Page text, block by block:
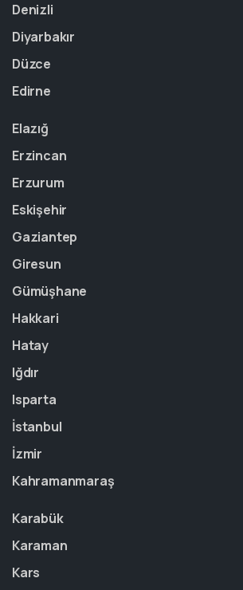
Denizli
Diyarbakır
Düzce
Edirne
Elazığ
Erzincan
Erzurum
Eskişehir
Gaziantep
Giresun
Gümüşhane
Hakkari
Hatay
Iğdır
Isparta
İstanbul
İzmir
Kahramanmaraş
Karabük
Karaman
Kars